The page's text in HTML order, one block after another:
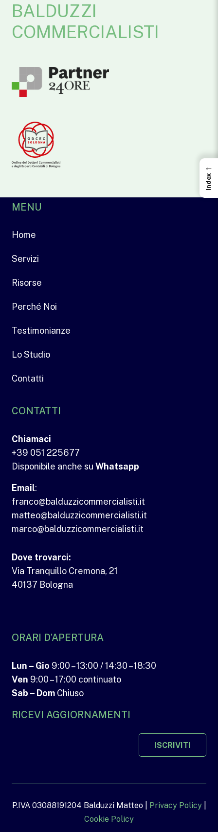
BALDUZZI
COMMERCIALISTI
MENU
Home
Servizi
Risorse
Perché Noi
Testimonianze
Lo Studio
Contatti
CONTATTI
Chiamaci
+39 051 225677
Disponibile anche su Whatsapp
Email:
franco@balduzzicommercialisti.it
matteo@balduzzicommercialisti.it
marco@balduzzicommercialisti.it
Dove trovarci:
Via Tranquillo Cremona, 21
40137 Bologna
ORARI D’APERTURA
Lun – Gio 9:00 – 13:00 / 14:30 – 18:30
Ven 9:00 – 17:00 continuato
Sab – Dom Chiuso
RICEVI AGGIORNAMENTI
ISCRIVITI
P.IVA 03088191204 Balduzzi Matteo | Privacy Policy|
Cookie Policy
←
Index